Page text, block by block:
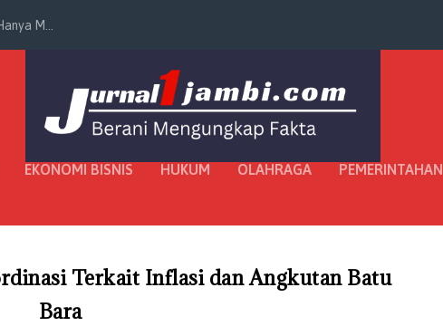
M...
EKONOMI BISNIS HUKUM OLAHRAGA PEMERINTAHAN
Terkait Inflasi dan Angkutan Batu
Bara